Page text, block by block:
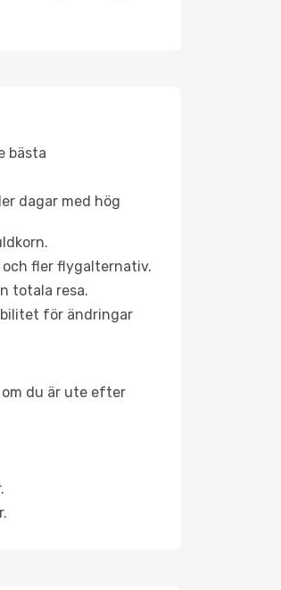
bästa
dagar med hög
fler flygalternativ.
totala resa.
för ändringar
du är ute efter